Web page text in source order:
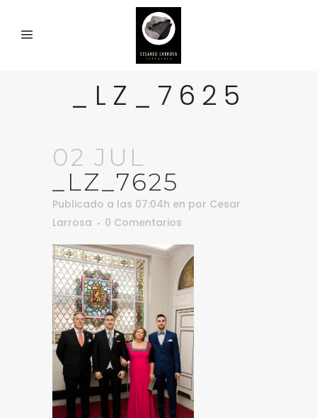
_LZ_7625
02 JUL
_LZ_7625
Publicado a las 07:04h en por Cesar
Larrosa
0 Comentarios